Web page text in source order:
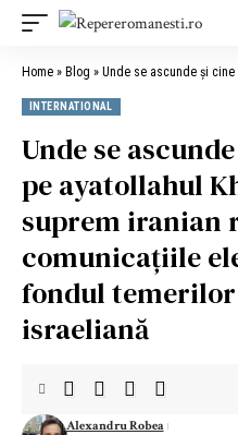
Home » Blog » Unde se ascunde și cine îl păzește pe ayatollahul
INTERNATIONAL
Unde se
pe ayatollahul
suprem iranian
comunicațiile
fondul
israeliană
Alexandru Robea